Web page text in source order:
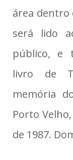
área dentro
será lido
público, e
livro de
memória
Porto
de 1987.